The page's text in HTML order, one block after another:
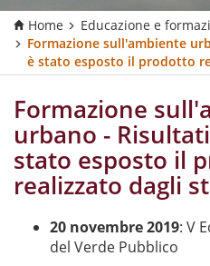
Home
Educazione e
Formazione sull'ambiente
è stato esposto il prodotto
Formazione
urbano -
stato esposto il
realizzato dagli
20 novembre 2019: V
del Verde Pubblico